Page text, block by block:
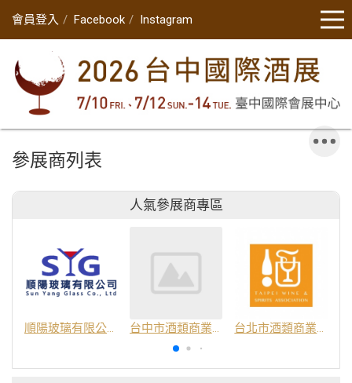
會員登入 Facebook Instagram
參展商列表
人氣參展商專區
順陽玻璃有限公司 台中市酒類商業同業公會 台北市酒類商業同業公會